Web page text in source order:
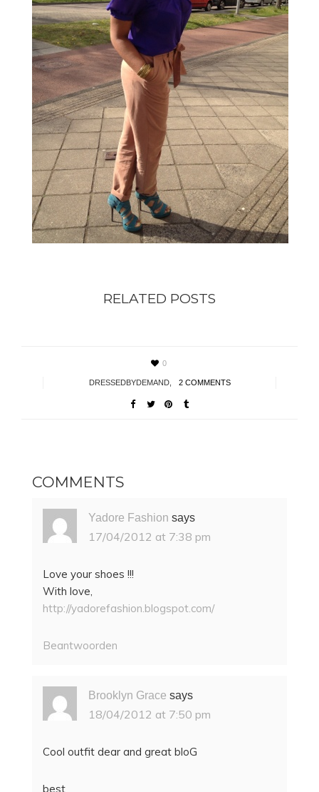
RELATED POSTS
0
DRESSEDBYDEMAND, 2 COMMENTS
COMMENTS
Yadore Fashion says
17/04/2012 at 7:38 pm
Love your shoes !!!
With love,
http://yadorefashion.blogspot.com/
Beantwoorden
Brooklyn Grace says
18/04/2012 at 7:50 pm
Cool outfit dear and great bloG
best